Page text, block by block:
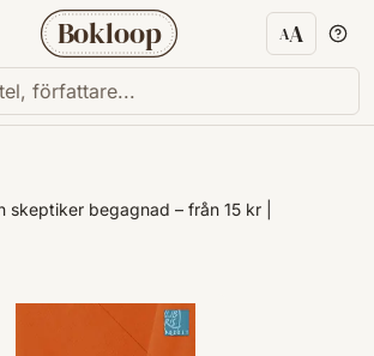
Bokloop AA
skeptiker begagnad – från 15 kr |